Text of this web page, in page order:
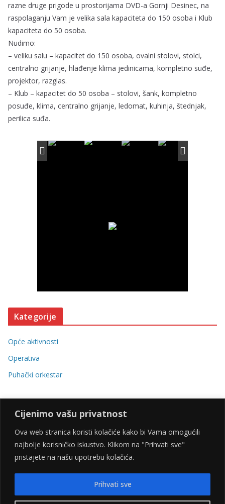
Cijenimo vašu privatnost
Ova web stranica koristi kolačiće kako bi Vama omogućili
najbolje korisničko iskustvo. Klikom na "Prihvati sve"
pristajete na našu upotrebu kolačića.
Prihvati sve
razne druge prigode u prostorijama DVD-a Gornji Desinec, na
raspolaganju Vam je velika sala kapaciteta do 150 osoba i Klub
kapaciteta do 50 osoba.
Nudimo:
– veliku salu – kapacitet do 150 osoba, ovalni stolovi, stolci,
centralno grijanje, hlađenje klima jedinicama, kompletno suđe,
projektor, razglas.
– Klub – kapacitet do 50 osoba – stolovi, šank, kompletno
posuđe, klima, centralno grijanje, ledomat, kuhinja, štednjak,
perilica suđa.
Kategorije
Opće aktivnosti
Operativa
Puhački orkestar
Stranicu omogućili: